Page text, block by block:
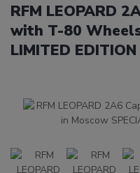
RFM LEOPARD
with T-80
LIMITED